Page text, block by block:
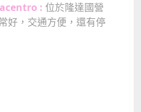
: 位於隆達國營
好，交通方便，還有停